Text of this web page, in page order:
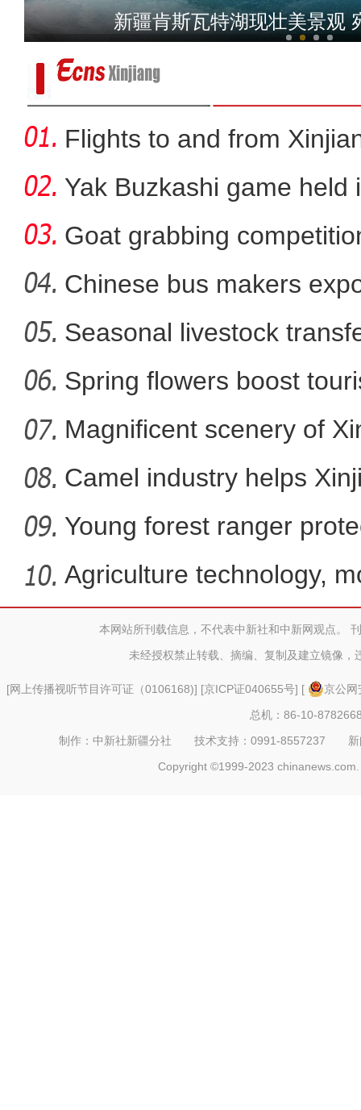
新疆启动首届文化艺术
中国第三次新疆科考启
第三次新疆科考：探访新疆
新疆肯斯瓦特湖现壮美景观
Flights to and from
Yak Buzkashi game held
Goat grabbing
Chinese bus makers
energy ve
Seasonal livestock
Spring flowers boost
Magnificent scenery of
Camel industry helps
Young forest ranger
Agriculture technology,
promote
本网站所刊载信息，不代表中新社和中新网观点。
未经授权禁止转载、摘编、复制及建立镜像，
[网上传播视听节目许可证（0106168)] [京ICP证040655号] [
京公
总机：86-10-
制作：中新社新疆分社 技术支持：0991-8557237
Copyright ©1999-2023